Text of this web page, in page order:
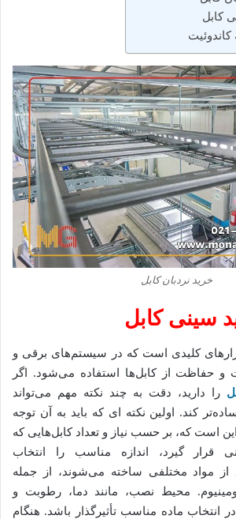
کابل
کاندوئیت
خرید نردبان کابل
سینی کابل
کلیدی است که در سیستم‌های برقی و
و حفاظت از کابل‌ها استفاده می‌شود. اگر
را دارید، دقت به چند نکته مهم می‌تواند
کند. اولین نکته ای که باید به آن توجه
است که، بر حسب نیاز و تعداد کابل‌هایی که
گیرد، اندازه مناسب را انتخاب
از مواد مختلفی ساخته می‌شوند، از جمله
محیط نصب، مانند دما، رطوبت و
انتخاب ماده مناسب تأثیرگذار باشد. هنگام